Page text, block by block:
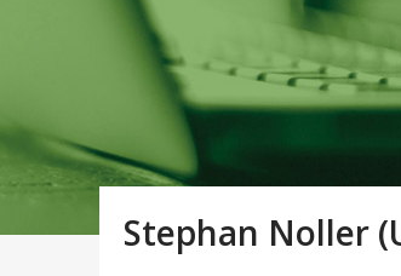
Stephan Noller